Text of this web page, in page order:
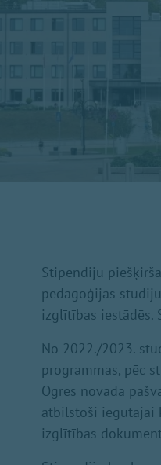
Stipendiju
pedagoģijas
izglītības iestādēs.
No 2022./2023.
programmas, pēc
Ogres novada
atbilstoši iegūtajai
izglītības